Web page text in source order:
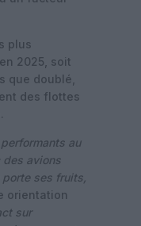
plus
2025, soit
que doublé,
des flottes
au
des avions
ses fruits,
orientation
sur